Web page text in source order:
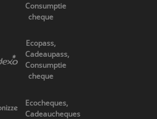
Consumptie
cheque
Ecopass,
Cadeaupass,
Consumptie
cheque
Ecocheques,
Cadeaucheques